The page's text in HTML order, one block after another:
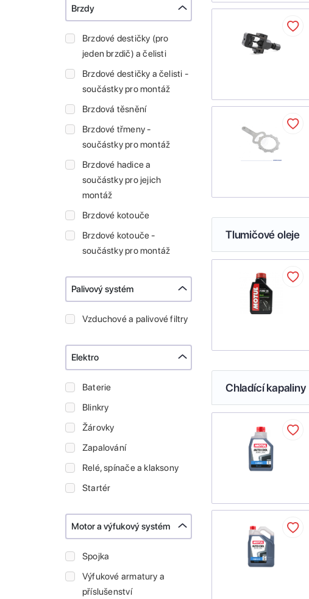
Brzdy
Brzdové destičky (pro
jeden brzdič) a čelisti
Brzdové destičky a čelisti -
součástky pro montáž
Brzdová těsnění
Brzdové třmeny -
součástky pro montáž
Brzdové hadice a
součástky pro jejich
montáž
Brzdové kotouče
Brzdové kotouče -
součástky pro montáž
Palivový systém
Vzduchové a palivové filtry
Elektro
Baterie
Blinkry
Žárovky
Zapalování
Relé, spínače a klaksony
Startér
Motor a výfukový systém
Spojka
Výfukové armatury a
příslušenství
Tlumičové oleje
Chladící kapaliny